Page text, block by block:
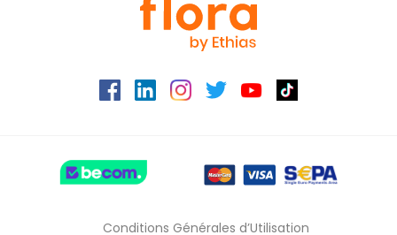
Conditions Générales d’Utilisation